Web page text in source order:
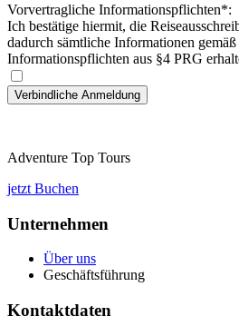
Vorvertragliche Informationspflichten*:
Ich bestätige hiermit, die
dadurch sämtliche Informationen
Informationspflichten aus §4 PRG
Adventure Top Tours
jetzt Buchen
Unternehmen
Über uns
Geschäftsführung
Kontaktdaten